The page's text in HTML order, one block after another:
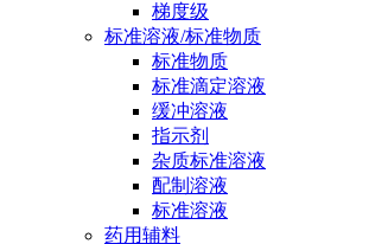
梯度级
标准溶液/标准物质
标准物质
标准滴定溶液
缓冲溶液
指示剂
杂质标准溶液
配制溶液
标准溶液
药用辅料